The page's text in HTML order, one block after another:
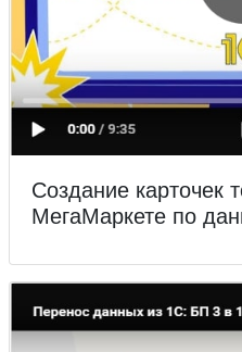
Создание карточек
МегаМаркете по